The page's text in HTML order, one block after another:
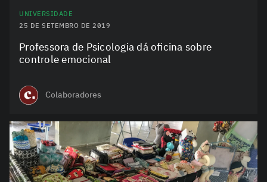
UNIVERSIDADE
25 DE SETEMBRO DE 2019
Professora de Psicologia dá oficina sobre
controle emocional
Colaboradores